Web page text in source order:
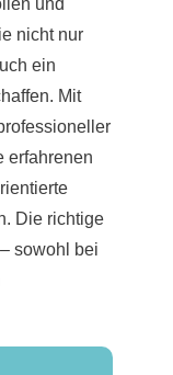
und
nicht nur
ein
Mit
erfahrenen
Die richtige
sowohl bei